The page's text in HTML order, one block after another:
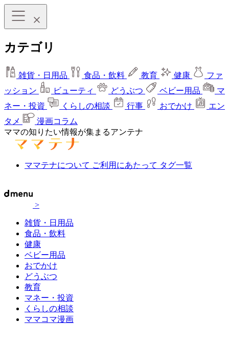
カテゴリ
雑貨・日用品 食品・飲料 教育 健康
ファ
ッション
ビューティ どうぶつ ベビー用品
マ
ネー・投資
くらしの相談 行事 おでかけ
エン
タメ
漫画コラム
ママの知りたい情報が集まるアンテナ
ママテナについて ご利用にあたって タグ一覧
>
雑貨・日用品
食品・飲料
健康
ベビー用品
おでかけ
どうぶつ
教育
マネー・投資
くらしの相談
ママコマ漫画